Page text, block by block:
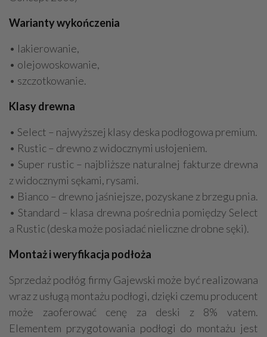
Warianty wykończenia
• lakierowanie,
• olejowoskowanie,
• szczotkowanie.
Klasy drewna
• Select – najwyższej klasy deska podłogowa premium.
• Rustic – drewno z widocznymi usłojeniem.
• Super rustic – najbliższe naturalnej fakturze drewna
z widocznymi sękami, rysami.
• Bianco – drewno jaśniejsze, pozyskane z brzegu pnia.
• Standard – klasa drewna pośrednia pomiędzy Select
a Rustic (deska może posiadać nieliczne drobne sęki).
Montaż i weryfikacja podłoża
Sprzedaż podłóg firmy Gajewski może być realizowana
wraz z usługą montażu podłogi, dzięki czemu producent
może zaoferować cenę za deski z 8% vatem.
Elementem przygotowania podłogi do montażu jest